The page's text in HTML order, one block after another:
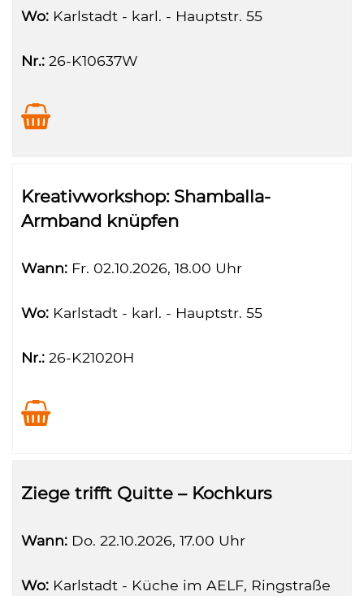
Wo: Karlstadt - karl. - Hauptstr. 55
Nr.: 26-K10637W
Kreativworkshop: Shamballa-
Armband knüpfen
Wann: Fr. 02.10.2026, 18.00 Uhr
Wo: Karlstadt - karl. - Hauptstr. 55
Nr.: 26-K21020H
Ziege trifft Quitte – Kochkurs
Wann: Do. 22.10.2026, 17.00 Uhr
Wo: Karlstadt - Küche im AELF, Ringstraße